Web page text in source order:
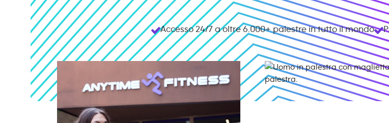
Accesso 24/7 a oltre 6.000+ palestre in tutto il mondo